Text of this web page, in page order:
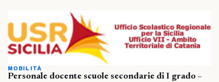
MOBILITÀ
Personale docente scuole secondarie di I grado –